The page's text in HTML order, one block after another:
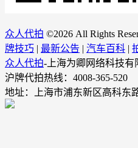
众人代拍 ©2026 All Rights
牌技巧 | 最新公告 | 汽车百科 |
众人代拍-上海为卿网络科技有
沪牌代拍热线：4008-365-520
地址：上海市浦东新区高科东